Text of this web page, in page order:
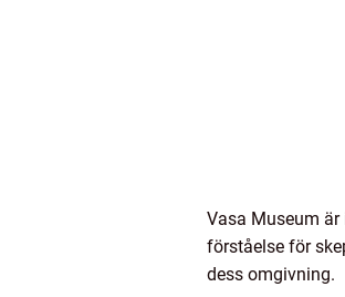
Vasa Museum
förståelse för
dess omgivning.